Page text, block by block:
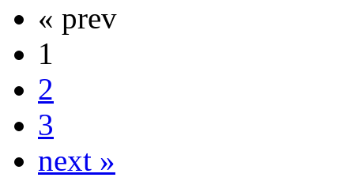
« prev
1
2
3
next »